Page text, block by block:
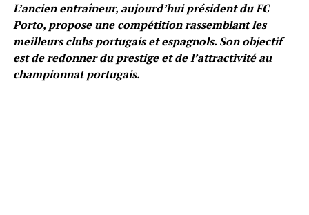
L’ancien entraîneur, aujourd’hui président du FC
Porto, propose une compétition rassemblant les
meilleurs clubs portugais et espagnols. Son objectif
est de redonner du prestige et de l’attractivité au
championnat portugais.